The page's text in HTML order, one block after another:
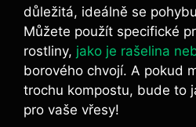
důležitá, ideálně se
Můžete použít specifické
rostliny, jako je rašelina
borového chvojí. A pokud
trochu kompostu, bude to
pro vaše vřesy!